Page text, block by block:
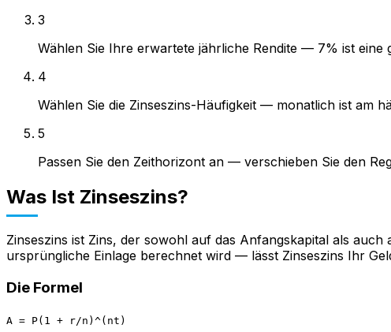
3
Wählen Sie Ihre erwartete jährliche Rendite — 7% ist
4
Wählen Sie die Zinseszins-Häufigkeit — monatlich ist am
5
Passen Sie den Zeithorizont an — verschieben Sie den
Was Ist Zinseszins?
Zinseszins ist Zins, der sowohl auf das Anfangskapital als
ursprüngliche Einlage berechnet wird — lässt Zinseszins Ihr
Die Formel
A = P(1 + r/n)^(nt)